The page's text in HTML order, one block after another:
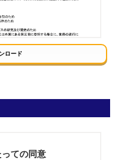
ての同意